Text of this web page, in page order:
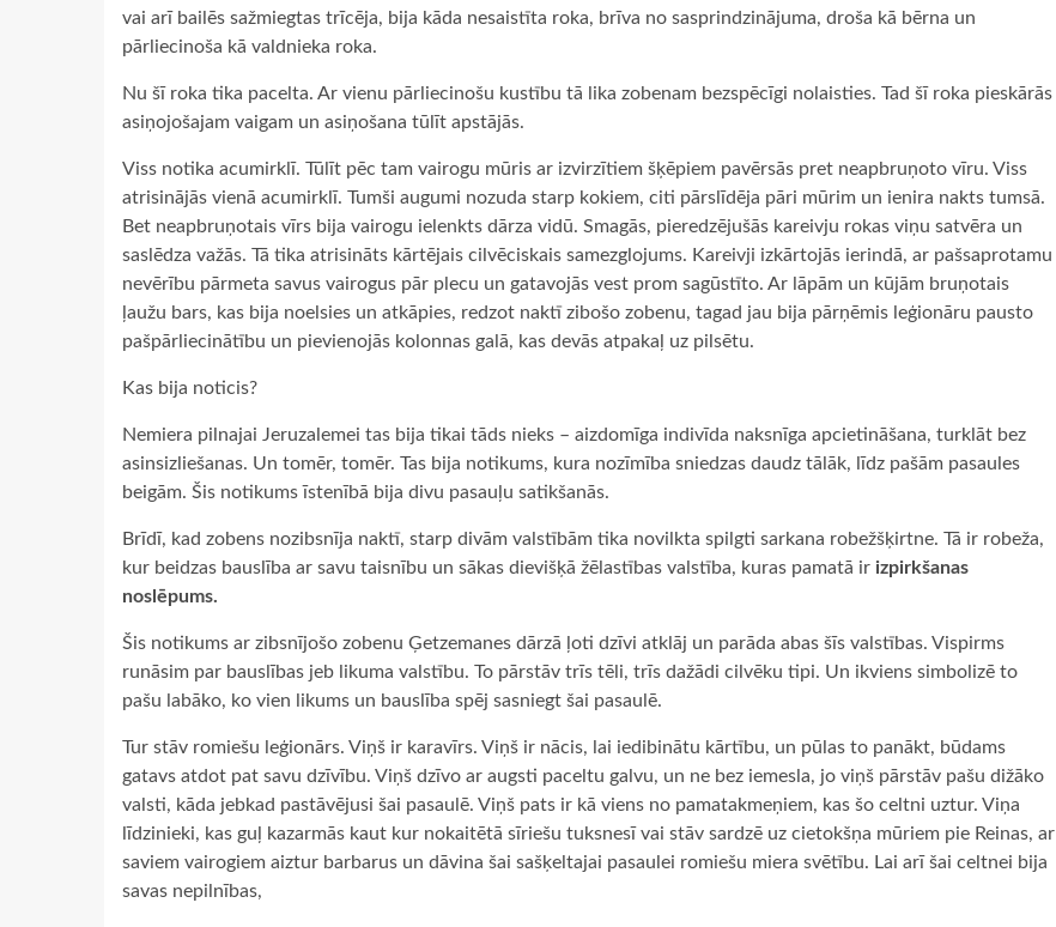
vai arī bailēs sažmiegtas trīcēja, bija kāda nesaistīta roka, brīva no sasprindzinājuma, droša kā bērna un
pārliecinoša kā valdnieka roka.
Nu šī roka tika pacelta. Ar vienu pārliecinošu kustību tā lika zobenam bezspēcīgi nolaisties. Tad šī roka pieskārās
asiņojošajam vaigam un asiņošana tūlīt apstājās.
Viss notika acumirklī. Tūlīt pēc tam vairogu mūris ar izvirzītiem šķēpiem pavērsās pret neapbruņoto vīru. Viss
atrisinājās vienā acumirklī. Tumši augumi nozuda starp kokiem, citi pārslīdēja pāri mūrim un ienira nakts tumsā.
Bet neapbruņotais vīrs bija vairogu ielenkts dārza vidū. Smagās, pieredzējušās kareivju rokas viņu satvēra un
saslēdza važās. Tā tika atrisināts kārtējais cilvēciskais samezglojums. Kareivji izkārtojās ierindā, ar pašsaprotamu
nevērību pārmeta savus vairogus pār plecu un gatavojās vest prom sagūstīto. Ar lāpām un kūjām bruņotais
ļaužu bars, kas bija noelsies un atkāpies, redzot naktī zibošo zobenu, tagad jau bija pārņēmis leģionāru pausto
pašpārliecinātību un pievienojās kolonnas galā, kas devās atpakaļ uz pilsētu.
Kas bija noticis?
Nemiera pilnajai Jeruzalemei tas bija tikai tāds nieks – aizdomīga indivīda naksnīga apcietināšana, turklāt bez
asinsizliešanas. Un tomēr, tomēr. Tas bija notikums, kura nozīmība sniedzas daudz tālāk, līdz pašām pasaules
beigām. Šis notikums īstenībā bija divu pasauļu satikšanās.
Brīdī, kad zobens nozibsnīja naktī, starp divām valstībām tika novilkta spilgti sarkana robežšķirtne. Tā ir robeža,
kur beidzas bauslība ar savu taisnību un sākas dievišķā žēlastības valstība, kuras pamatā ir izpirkšanas
noslēpums.
Šis notikums ar zibsnījošo zobenu Ģetzemanes dārzā ļoti dzīvi atklāj un parāda abas šīs valstības. Vispirms
runāsim par bauslības jeb likuma valstību. To pārstāv trīs tēli, trīs dažādi cilvēku tipi. Un ikviens simbolizē to
pašu labāko, ko vien likums un bauslība spēj sasniegt šai pasaulē.
Tur stāv romiešu leģionārs. Viņš ir karavīrs. Viņš ir nācis, lai iedibinātu kārtību, un pūlas to panākt, būdams
gatavs atdot pat savu dzīvību. Viņš dzīvo ar augsti paceltu galvu, un ne bez iemesla, jo viņš pārstāv pašu dižāko
valsti, kāda jebkad pastāvējusi šai pasaulē. Viņš pats ir kā viens no pamatakmeņiem, kas šo celtni uztur. Viņa
līdzinieki, kas guļ kazarmās kaut kur nokaitētā sīriešu tuksnesī vai stāv sardzē uz cietokšņa mūriem pie Reinas, ar
saviem vairogiem aiztur barbarus un dāvina šai sašķeltajai pasaulei romiešu miera svētību. Lai arī šai celtnei bija
savas nepilnības,